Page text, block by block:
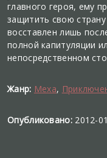
главного героя, ему
защитить свою
восставлен лишь
полной капитуляции
непосредственном
Жанр: Меха,
Опубликовано:2012-